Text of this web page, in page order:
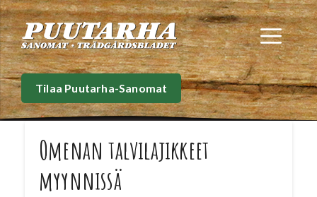
Siirry
sisältöön
Tilaa Puutarha-Sanomat
Omenan talvilajikkeet
myynnissä